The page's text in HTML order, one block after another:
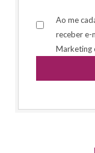
Ao me
receber e-
Marketing